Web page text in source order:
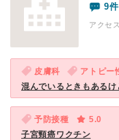
9件
アクセ
皮膚科 アトピー
混んでいるときもある
予防接種
5.0
子宮頸癌ワクチン